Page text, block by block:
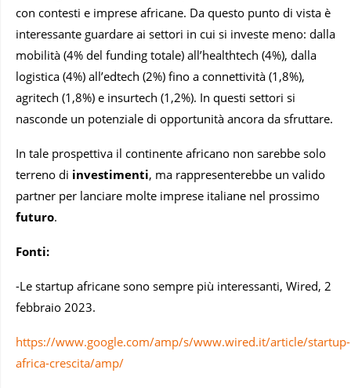
con contesti e imprese africane. Da questo punto di vista è
interessante guardare ai settori in cui si investe meno: dalla
mobilità (4% del funding totale) all’healthtech (4%), dalla
logistica (4%) all’edtech (2%) fino a connettività (1,8%),
agritech (1,8%) e insurtech (1,2%). In questi settori si
nasconde un potenziale di opportunità ancora da sfruttare.
In tale prospettiva il continente africano non sarebbe solo
terreno di investimenti, ma rappresenterebbe un valido
partner per lanciare molte imprese italiane nel prossimo
futuro.
Fonti:
-Le startup africane sono sempre più interessanti, Wired, 2
febbraio 2023.
https://www.google.com/amp/s/www.wired.it/article/startup-
africa-crescita/amp/